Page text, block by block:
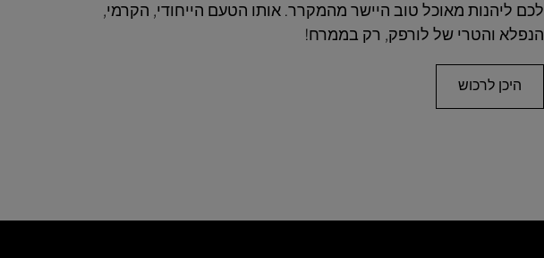
לכם ליהנות מאוכל טוב היישר מהמקרר. אותו הטעם הייחודי, הקרמי,
הנפלא והטרי של לורפק, רק בממרח!
היכן לרכוש